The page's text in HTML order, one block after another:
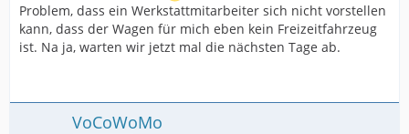
Problem, dass ein Werkstattmitarbeiter sich nicht vorstellen
kann, dass der Wagen für mich eben kein Freizeitfahrzeug
ist. Na ja, warten wir jetzt mal die nächsten Tage ab.
VoCoWoMo